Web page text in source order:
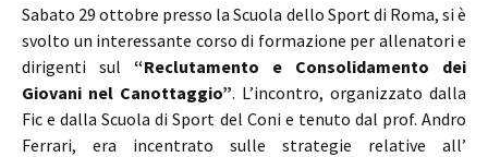
Sabato 29 ottobre presso la Scuola dello Sport di Roma, si è
svolto un interessante corso di formazione per allenatori e
dirigenti sul “Reclutamento e Consolidamento dei
Giovani nel Canottaggio”. L’incontro, organizzato dalla
Fic e dalla Scuola di Sport del Coni e tenuto dal prof. Andro
Ferrari, era incentrato sulle strategie relative all’